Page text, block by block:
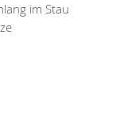
im Stau